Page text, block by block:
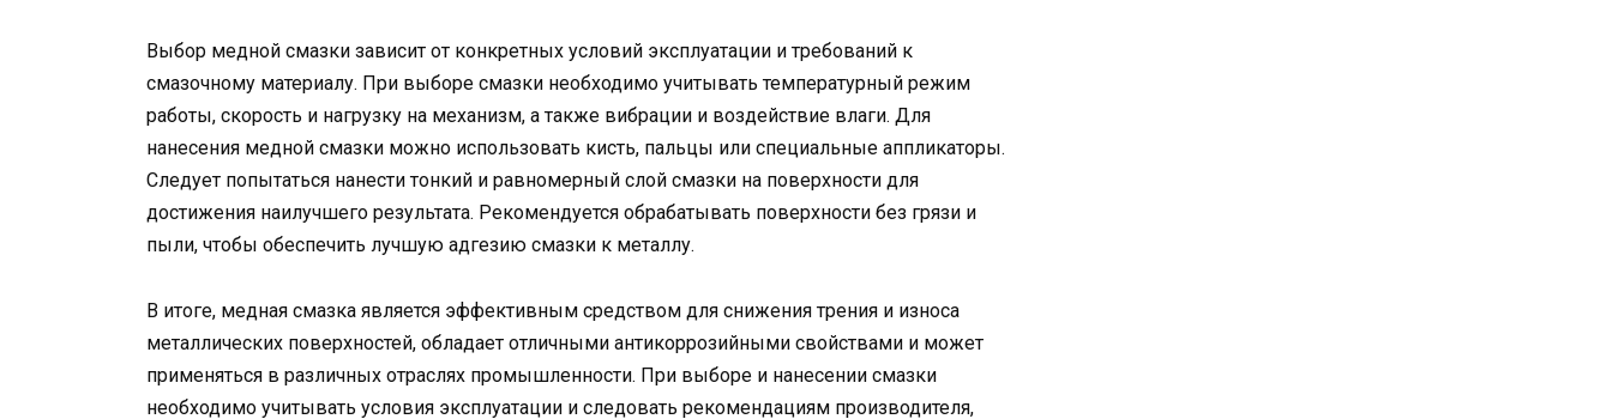
Выбор медной смазки зависит от конкретных условий эксплуатации и требований к
смазочному материалу. При выборе смазки необходимо учитывать температурный режим
работы, скорость и нагрузку на механизм, а также вибрации и воздействие влаги. Для
нанесения медной смазки можно использовать кисть, пальцы или специальные аппликаторы.
Следует попытаться нанести тонкий и равномерный слой смазки на поверхности для
достижения наилучшего результата. Рекомендуется обрабатывать поверхности без грязи и
пыли, чтобы обеспечить лучшую адгезию смазки к металлу.
В итоге, медная смазка является эффективным средством для снижения трения и износа
металлических поверхностей, обладает отличными антикоррозийными свойствами и может
применяться в различных отраслях промышленности. При выборе и нанесении смазки
необходимо учитывать условия эксплуатации и следовать рекомендациям производителя,